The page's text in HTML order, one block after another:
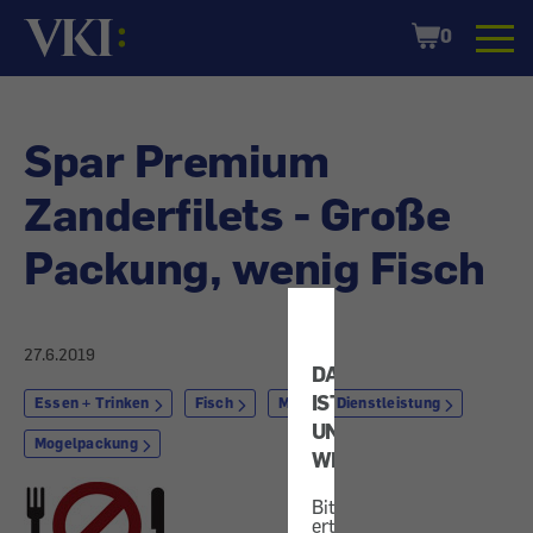
DATENSCHUTZ
IST
UNS
WICHTIG!
Bitte
erteilen
Startseite
Shopping
Cart
0
Spar Premium
Zanderfilets - Große
Packung, wenig Fisch
27.6.2019
Essen + Trinken Fisch Markt + Dienstleistung
Mogelpackung